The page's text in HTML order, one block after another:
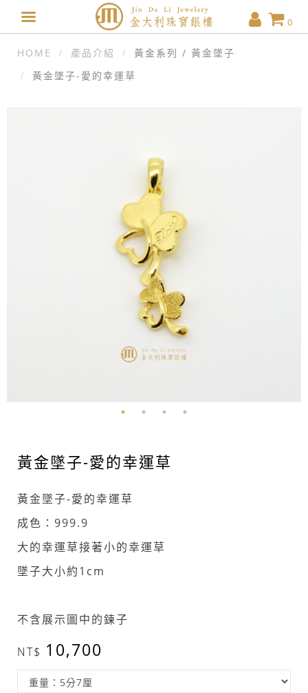
0
HOME 產品介紹
黃金系列 / 黃金墜子
黃金墜子-愛的幸運草
黃金墜子-愛的幸運草
黃金墜子-愛的幸運草
成色：999.9
大的幸運草接著小的幸運草
墜子大小約1cm
不含展示圖中的鍊子
10,700